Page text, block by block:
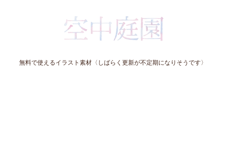
無料で使えるイラスト素材〈しばらく更新が不定期になりそうです〉